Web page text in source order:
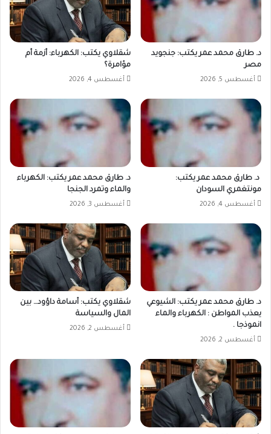
د. طارق محمد عمر يكتب: جنجويد
مصر
أغسطس 5, 2026
شقلاوي يكتب: الكهرباء: أزمة أم
مؤامرة؟
أغسطس 4, 2026
د. طارق محمد عمر يكتب:
مونتغمري السودان
أغسطس 4, 2026
د. طارق محمد عمر يكتب: الكهرباء
والماء وتمرد الجنجا
أغسطس 3, 2026
د. طارق محمد عمر يكتب: الشيوعي
يعذب المواطن : الكهرباء والماء
انموذجا .
أغسطس 2, 2026
شقلاوي يكتب: أسامة داؤود… بين
المال والسياسة
أغسطس 2, 2026